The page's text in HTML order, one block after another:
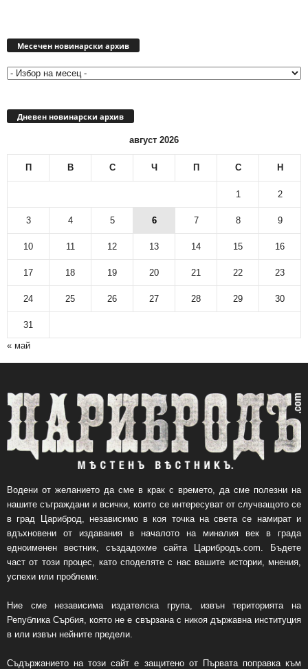
Месечен новинарски архив
Дневен новинарски архив
август 2026
П В С Ч П С Н
1 2
3 4 5 6 7 8 9
10 11 12 13 14 15 16
17 18 19 20 21 22 23
24 25 26 27 28 29 30
31
« май
Водени от желанието да сме в крак с времето, да сме полезни на
нашите съграждани и всички, които се интересуват от случващото се
в град Цариброд, независимо в коя точка на света се намират и
вдъхновени от издавания в началото на миналия век в града
едноименен вестник, създадохме сайта Царибродъ.com. Бъдете
част от този процес, като споделяте с нас вашите истории, мнения,
успехи или проблеми.
Ние сме независима издателска група, извън територията на
Република Сърбия, която не е свързана с никоя държавна институция
в или извън нейните предели.
Съдържанието на този сайт е защитено от Първата поправка към